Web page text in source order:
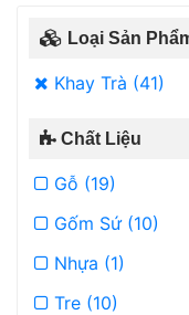
Loại Sản
Khay Trà (41)
Chất Liệu
Gỗ (19)
Gốm Sứ (10)
Nhựa (1)
Tre (10)